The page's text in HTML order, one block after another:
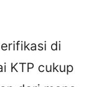
di
KTP cukup